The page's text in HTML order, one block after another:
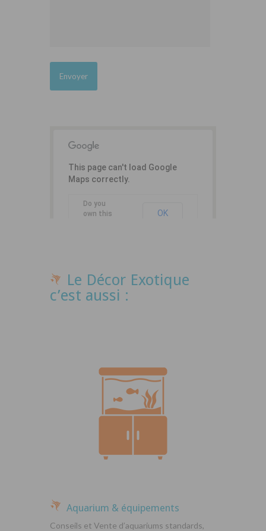
This page can't load Google
Maps correctly.
Do you
own this
OK
Le Décor Exotique
c’est aussi :
Aquarium & équipements
Conseils et Vente d’aquariums standards,